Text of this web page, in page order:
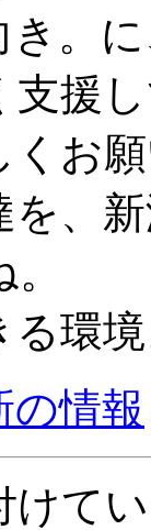
。
支援
くお
を、
る環
の情報
けて